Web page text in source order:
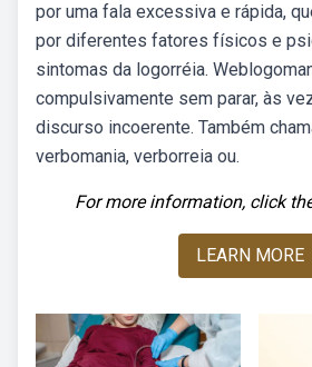
por uma fala excessiva e rápida,
por diferentes fatores físicos e
sintomas da logorréia.
compulsivamente sem parar, às
discurso incoerente. Também
verbomania, verborreia ou.
For more information, click
LEARN MORE